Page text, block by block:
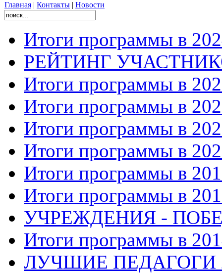
Главная | Контакты | Новости
Итоги программы в
РЕЙТИНГ
Итоги программы в
Итоги программы в
Итоги программы в
Итоги программы в
Итоги программы в
Итоги программы в
УЧРЕЖДЕНИЯ -
Итоги программы в
ЛУЧШИЕ ПЕДАГОГИ